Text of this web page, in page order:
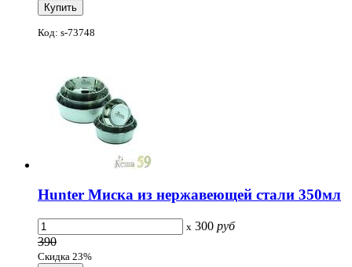
Код: s-73748
Hunter Миска из нержавеющей стали 350мл
x 300 руб
390
Скидка 23%